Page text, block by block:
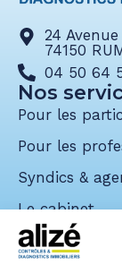
24
74150
04 50 64
Nos
Pour les
Pour les
Syndics &
Le cabinet
Nos